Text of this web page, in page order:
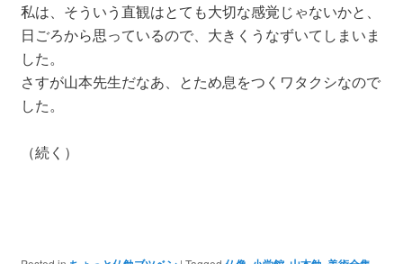
私は、そういう直観はとても大切な感覚じゃないかと、
日ごろから思っているので、大きくうなずいてしまいま
した。
さすが山本先生だなあ、とため息をつくワタクシなので
した。
（続く）